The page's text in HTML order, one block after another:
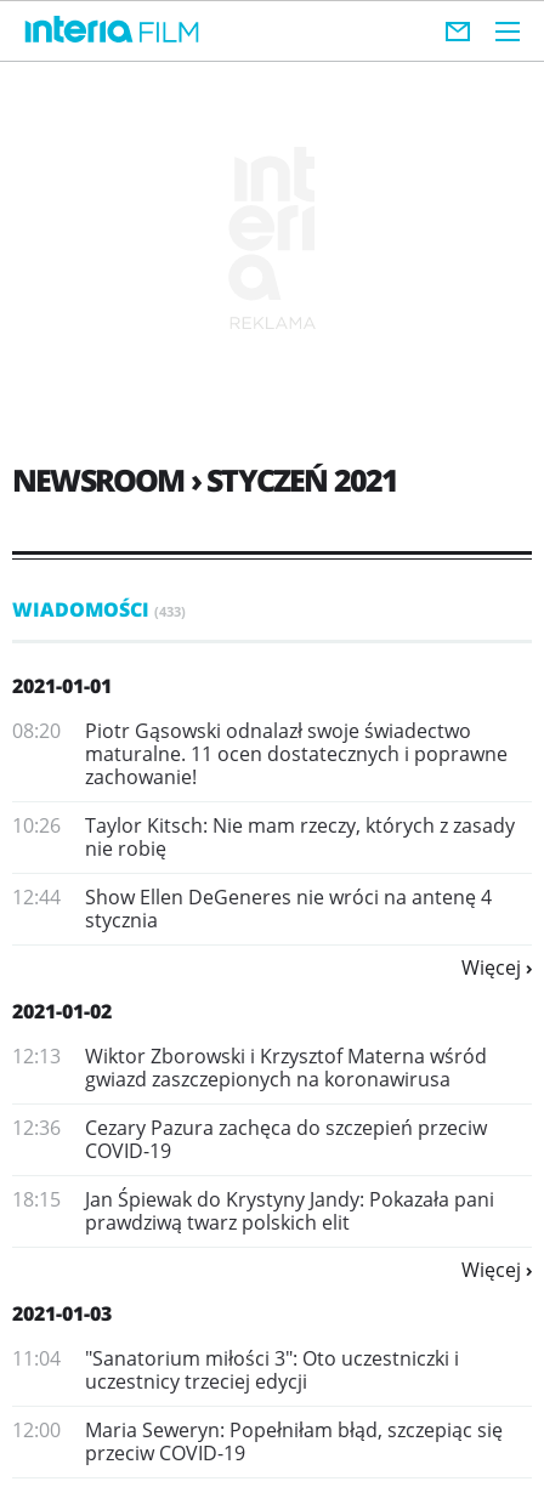
NEWSROOM › STYCZEŃ 2021
WIADOMOŚCI (433)
2021-01-01
08:20
Piotr Gąsowski odnalazł swoje świadectwo
maturalne. 11 ocen dostatecznych i poprawne
zachowanie!
10:26
Taylor Kitsch: Nie mam rzeczy, których z zasady
nie robię
12:44
Show Ellen DeGeneres nie wróci na antenę 4
stycznia
Więcej
2021-01-02
12:13
Wiktor Zborowski i Krzysztof Materna wśród
gwiazd zaszczepionych na koronawirusa
12:36
Cezary Pazura zachęca do szczepień przeciw
COVID-19
18:15
Jan Śpiewak do Krystyny Jandy: Pokazała pani
prawdziwą twarz polskich elit
Więcej
2021-01-03
11:04
"Sanatorium miłości 3": Oto uczestniczki i
uczestnicy trzeciej edycji
12:00
​Maria Seweryn: Popełniłam błąd, szczepiąc się
przeciw COVID-19